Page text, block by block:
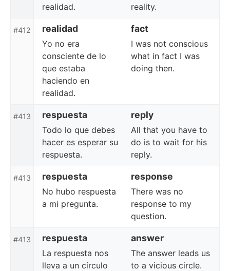
realidad.
reality.
#412 realidad fact
Yo no era
consciente de lo
que estaba
haciendo en
realidad.
I was not conscious
what in fact I was
doing then.
#413 respuesta reply
Todo lo que debes
hacer es esperar su
respuesta.
All that you have to
do is to wait for his
reply.
#413 respuesta response
No hubo respuesta
a mi pregunta.
There was no
response to my
question.
#413 respuesta answer
La respuesta nos
lleva a un círculo
The answer leads us
to a vicious circle.